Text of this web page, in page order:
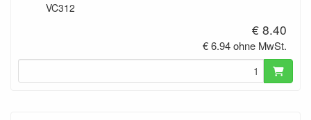
VC312
€ 8.40
€ 6.94 ohne MwSt.